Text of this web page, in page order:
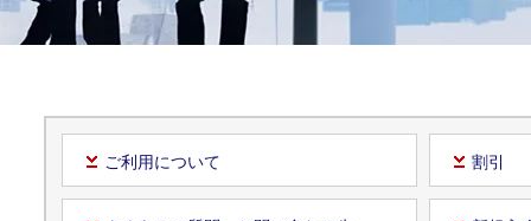
ご利用について 割引